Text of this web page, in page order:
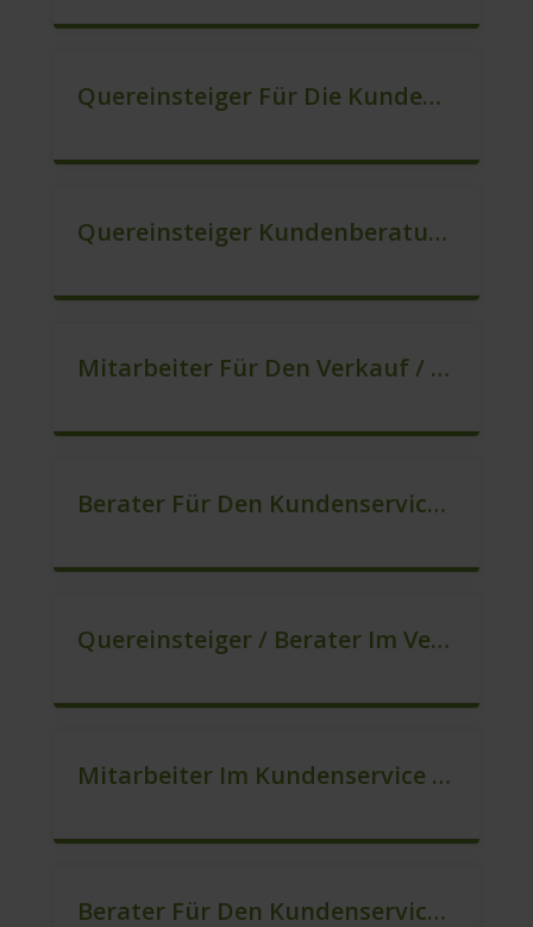
Quereinsteiger Für Die Kundenberatung (m/w/d)
Quereinsteiger Kundenberatung Im Außendienst (m/w/d)
Mitarbeiter Für Den Verkauf / Quereinsteiger (m/w/d)
Berater Für Den Kundenservice (m/w/d)
Quereinsteiger / Berater Im Vertrieb In VZ/TZ (m/w/d)
Mitarbeiter Im Kundenservice (Quereinstieg Möglich!) (m/w/d)
Berater Für Den Kundenservice / Beratung (m/w/d)